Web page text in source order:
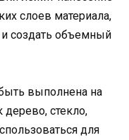
слоев материала,
создать объемный
выполнена на
дерево, стекло,
для